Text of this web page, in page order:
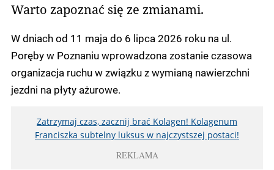
Warto zapoznać się ze zmianami.
W dniach od 11 maja do 6 lipca 2026 roku na ul.
Poręby w Poznaniu wprowadzona zostanie czasowa
organizacja ruchu w związku z wymianą nawierzchni
jezdni na płyty ażurowe.
Zatrzymaj czas, zacznij brać Kolagen! Kolagenum
Franciszka subtelny luksus w najczystszej postaci!
REKLAMA